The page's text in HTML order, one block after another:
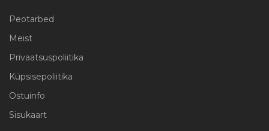
Peotarbed
Meist
Privaatsuspoliitika
Küpsisepoliitika
Ostuinfo
Sisukaart